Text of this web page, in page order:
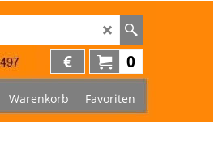
0
€
Warenkorb Favoriten